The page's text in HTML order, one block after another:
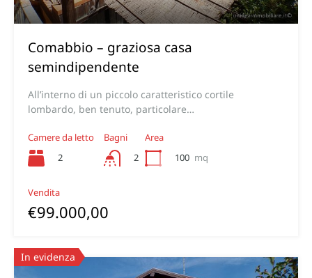
Comabbio – graziosa casa
semindipendente
All’interno di un piccolo caratteristico cortile
lombardo, ben tenuto, particolare…
Camere da letto
2
Bagni
2
Area
100 mq
Vendita
€99.000,00
In evidenza